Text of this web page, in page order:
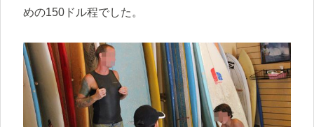
めの150ドル程でした。